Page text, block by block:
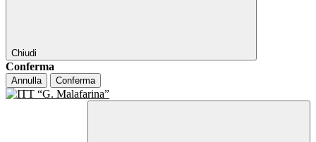
Chiudi
Conferma
Annulla Conferma